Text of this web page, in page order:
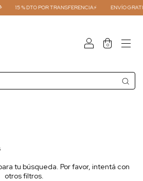
15 % DTO POR TRANSFERENCIA⚡ ENVÍO
0
tu búsqueda. Por favor, intentá con
otros filtros.